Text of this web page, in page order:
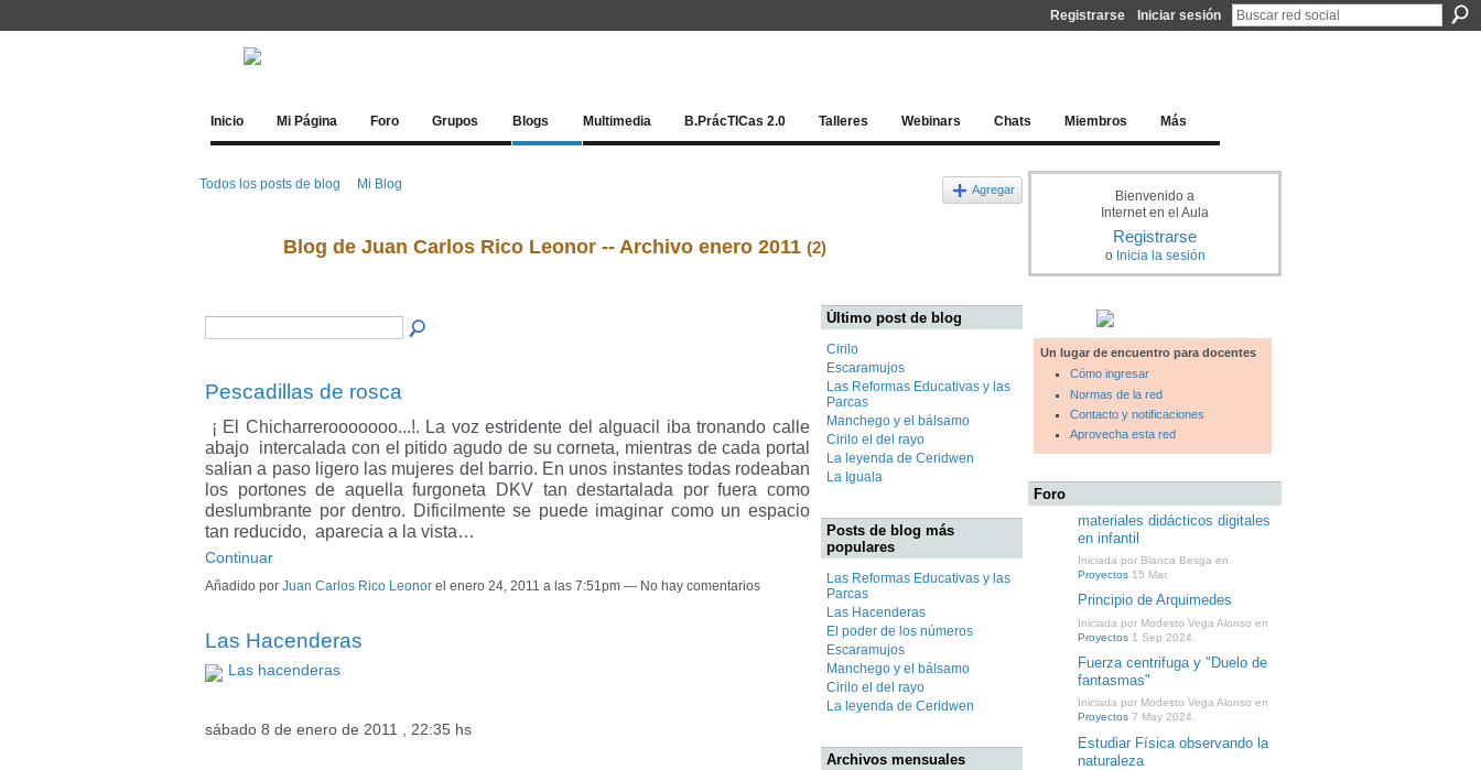
Registrarse Iniciar sesión
Inicio Mi Página Foro Grupos Blogs Multimedia B.PrácTICas 2.0 Talleres Webinars Chats Miembros Más
Todos los posts de blog Mi Blog Agregar
Blog de Juan Carlos Rico Leonor -- Archivo enero 2011 (2)
Pescadillas de rosca
¡ El Chicharrerooooooo...!. La voz estridente del alguacil iba tronando calle
abajo intercalada con el pitido agudo de su corneta, mientras de cada portal
salian a paso ligero las mujeres del barrio. En unos instantes todas rodeaban
los portones de aquella furgoneta DKV tan destartalada por fuera como
deslumbrante por dentro. Dificilmente se puede imaginar como un espacio
tan reducido, aparecia a la vista…
Continuar
Añadido por Juan Carlos Rico Leonor el enero 24, 2011 a las 7:51pm — No hay comentarios
Las Hacenderas
Las hacenderas
sábado 8 de enero de 2011 , 22:35 hs
Último post de blog
Cirilo
Escaramujos
Las Reformas Educativas y las
Parcas
Manchego y el bálsamo
Cirilo el del rayo
La leyenda de Ceridwen
La Iguala
Posts de blog más
populares
Las Reformas Educativas y las
Parcas
Las Hacenderas
El poder de los números
Escaramujos
Manchego y el bálsamo
Cirilo el del rayo
La leyenda de Ceridwen
Archivos mensuales
Bienvenido a
Internet en el Aula
Registrarse
o Inicia la sesión
Un lugar de encuentro para docentes
Cómo ingresar
Normas de la red
Contacto y notificaciones
Aprovecha esta red
Foro
materiales didácticos digitales
en infantil
Iniciada por Blanca Besga en
Proyectos 15 Mar.
Principio de Arquimedes
Iniciada por Modesto Vega Alonso en
Proyectos 1 Sep 2024.
Fuerza centrifuga y "Duelo de
fantasmas"
Iniciada por Modesto Vega Alonso en
Proyectos 7 May 2024.
Estudiar Física observando la
naturaleza